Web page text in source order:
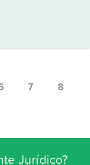
7 8
Jurídico?